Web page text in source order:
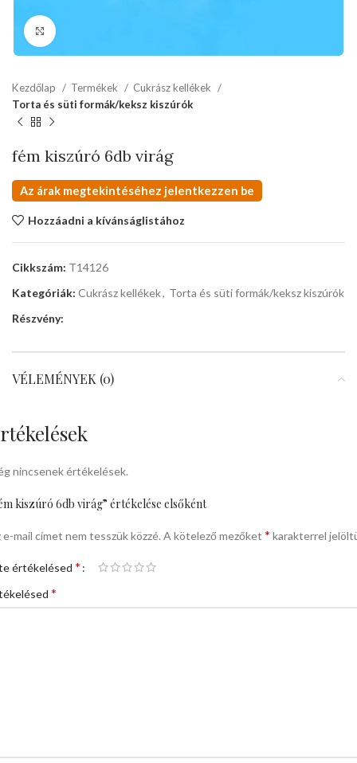
Kezdőlap Termékek
Cukrász kellékek
Torta és süti formák/keksz kiszúrók
fém kiszúró 6db virág
Az árak megtekintéséhez jelentkezzen be
Hozzáadni a kívánságlistához
Cikkszám: T14126
Kategóriák: Cukrász kellékek, Torta és süti formák/keksz kiszúrók
Részvény:
VÉLEMÉNYEK (0)
nincsenek értékelések.
kiszúró 6db virág” értékelése elsőként
e-mail címet nem tesszük közzé. A kötelező mezőket * karakterrel
értékelésed *
*